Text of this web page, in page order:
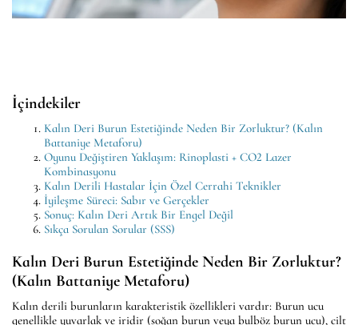
İçindekiler
Kalın Deri Burun Estetiğinde Neden Bir Zorluktur? (Kalın
Battaniye Metaforu)
Oyunu Değiştiren Yaklaşım: Rinoplasti + CO2 Lazer
Kombinasyonu
Kalın Derili Hastalar İçin Özel Cerrahi Teknikler
İyileşme Süreci: Sabır ve Gerçekler
Sonuç: Kalın Deri Artık Bir Engel Değil
Sıkça Sorulan Sorular (SSS)
Kalın Deri Burun Estetiğinde Neden Bir Zorluktur?
(Kalın Battaniye Metaforu)
Kalın derili burunların karakteristik özellikleri vardır: Burun ucu
genellikle yuvarlak ve iridir (soğan burun veya bulböz burun ucu), cilt